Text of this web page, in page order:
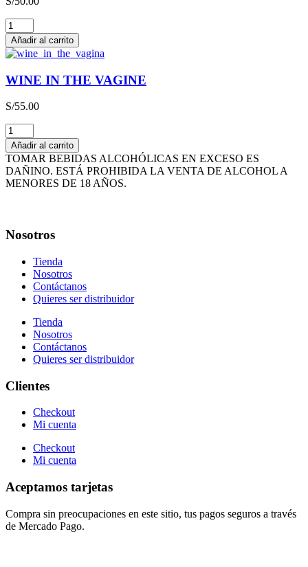
cantidad
THE
HAPPY
WINE
cantidad
Añadir al carrito
WINE IN THE VAGINE
S/55.00
WINE
IN
THE
VAGINE
cantidad
Añadir al carrito
TOMAR BEBIDAS ALCOHÓLICAS EN EXCESO ES
DAÑINO. ESTÁ PROHIBIDA LA VENTA DE ALCOHOL A
MENORES DE 18 AÑOS.
Nosotros
Tienda
Nosotros
Contáctanos
Quieres ser distribuidor
Tienda
Nosotros
Contáctanos
Quieres ser distribuidor
Clientes
Checkout
Mi cuenta
Checkout
Mi cuenta
Aceptamos tarjetas
Compra sin preocupaciones en este sitio, tus pagos seguros a través
de Mercado Pago.